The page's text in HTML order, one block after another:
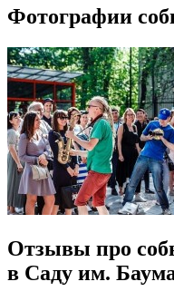
Фотографии
Отзывы про
в Саду им.